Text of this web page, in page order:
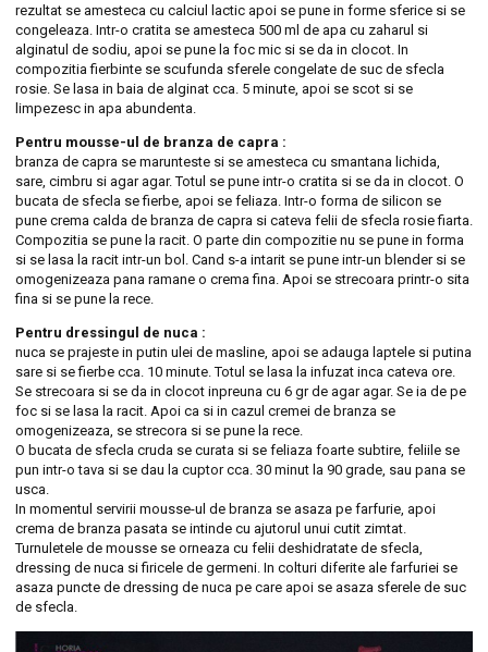
rezultat se amesteca cu calciul lactic apoi se pune in forme sferice si se
congeleaza. Intr-o cratita se amesteca 500 ml de apa cu zaharul si
alginatul de sodiu, apoi se pune la foc mic si se da in clocot. In
compozitia fierbinte se scufunda sferele congelate de suc de sfecla
rosie. Se lasa in baia de alginat cca. 5 minute, apoi se scot si se
limpezesc in apa abundenta.
Pentru mousse-ul de branza de capra :
branza de capra se marunteste si se amesteca cu smantana lichida,
sare, cimbru si agar agar. Totul se pune intr-o cratita si se da in clocot. O
bucata de sfecla se fierbe, apoi se feliaza. Intr-o forma de silicon se
pune crema calda de branza de capra si cateva felii de sfecla rosie fiarta.
Compozitia se pune la racit. O parte din compozitie nu se pune in forma
si se lasa la racit intr-un bol. Cand s-a intarit se pune intr-un blender si se
omogenizeaza pana ramane o crema fina. Apoi se strecoara printr-o sita
fina si se pune la rece.
Pentru dressingul de nuca :
nuca se prajeste in putin ulei de masline, apoi se adauga laptele si putina
sare si se fierbe cca. 10 minute. Totul se lasa la infuzat inca cateva ore.
Se strecoara si se da in clocot inpreuna cu 6 gr de agar agar. Se ia de pe
foc si se lasa la racit. Apoi ca si in cazul cremei de branza se
omogenizeaza, se strecora si se pune la rece.
O bucata de sfecla cruda se curata si se feliaza foarte subtire, feliile se
pun intr-o tava si se dau la cuptor cca. 30 minut la 90 grade, sau pana se
usca.
In momentul servirii mousse-ul de branza se asaza pe farfurie, apoi
crema de branza pasata se intinde cu ajutorul unui cutit zimtat.
Turnuletele de mousse se orneaza cu felii deshidratate de sfecla,
dressing de nuca si firicele de germeni. In colturi diferite ale farfuriei se
asaza puncte de dressing de nuca pe care apoi se asaza sferele de suc
de sfecla.